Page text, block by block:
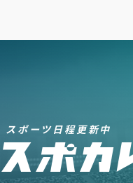
スポーツ日程更新中